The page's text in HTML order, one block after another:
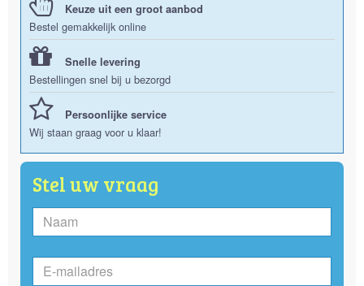
Keuze uit een groot aanbod
Bestel gemakkelijk online
Snelle levering
Bestellingen snel bij u bezorgd
Persoonlijke service
Wij staan graag voor u klaar!
Stel uw vraag